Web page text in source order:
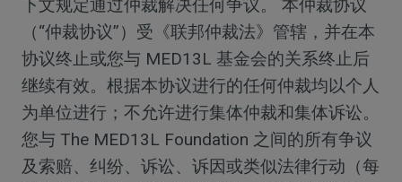
下文规定通过仲裁解决任何争议。 本仲裁协议
（“仲裁协议”）受《联邦仲裁法》管辖，并在本
协议终止或您与 MED13L 基金会的关系终止后
继续有效。根据本协议进行的任何仲裁均以个人
为单位进行；不允许进行集体仲裁和集体诉讼。
您与 The MED13L Foundation 之间的所有争议
及索赔、纠纷、诉讼、诉因或类似法律行动（每